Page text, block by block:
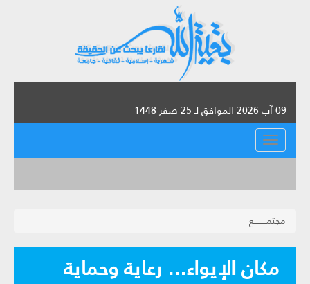
09 آب 2026 الموافق لـ 25 صفر 1448
القائمة
مجتمـــــــــع
مكان الإيواء... رعاية وحماية